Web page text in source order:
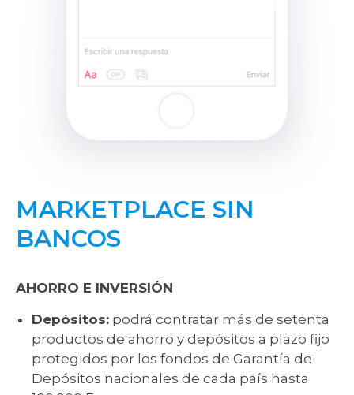
MARKETPLACE SIN
BANCOS
AHORRO E INVERSIÓN
Depósitos: podrá contratar más de setenta
productos de ahorro y depósitos a plazo fijo
protegidos por los fondos de Garantía de
Depósitos nacionales de cada país hasta